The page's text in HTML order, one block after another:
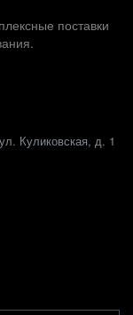
поставки
ул. Куликовская, д. 1